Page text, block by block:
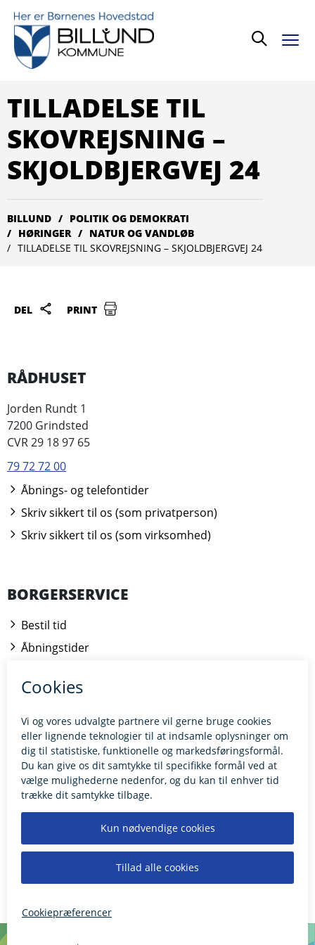
Søg
TILLADELSE TIL
SKOVREJSNING –
SKJOLDBJERGVEJ 24
BILLUND
POLITIK OG DEMOKRATI
HØRINGER
NATUR OG VANDLØB
TILLADELSE TIL SKOVREJSNING – SKJOLDBJERGVEJ 24
DEL PRINT
RÅDHUSET
Jorden Rundt 1
7200 Grindsted
CVR 29 18 97 65
79 72 72 00
Åbnings- og telefontider
Skriv sikkert til os (som privatperson)
Skriv sikkert til os (som virksomhed)
BORGERSERVICE
Bestil tid
Åbningstider
Kontakt borgerrådgiveren
BILLUND.DK
Tilgængelighedserklæring
Giv feedback til hjemmesiden